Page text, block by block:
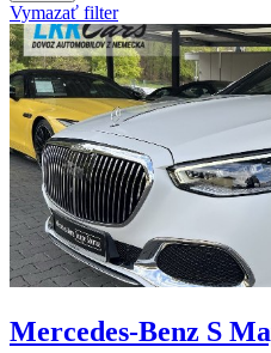
Vymazať filter
Mercedes-Benz S